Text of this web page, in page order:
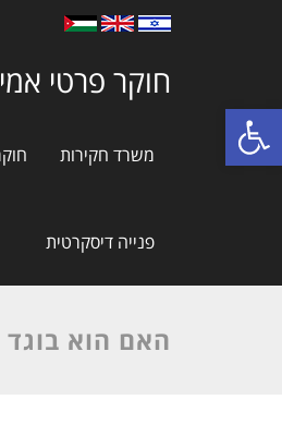
פתח סרגל נגישות
חוקר פרטי
משרד חקירות
פנייה דיסקרטית
האם הוא בוגד